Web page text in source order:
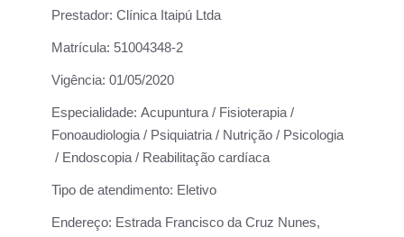
Prestador: Clínica Itaipú Ltda
Matrícula: 51004348-2
Vigência: 01/05/2020
Especialidade: Acupuntura / Fisioterapia /
Fonoaudiologia / Psiquiatria / Nutrição / Psicologia
/ Endoscopia / Reabilitação cardíaca
Tipo de atendimento: Eletivo
Endereço: Estrada Francisco da Cruz Nunes,